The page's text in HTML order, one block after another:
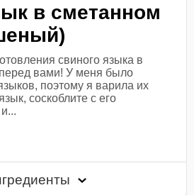
в сметанном
свиного языка в
вами! У меня было
поэтому я варила их
соскоблите с его